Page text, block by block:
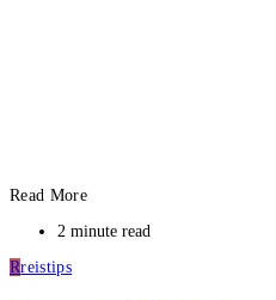
Read More
2 minute read
Rreistips